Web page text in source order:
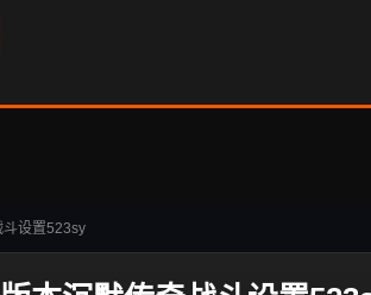
斗设置523sy